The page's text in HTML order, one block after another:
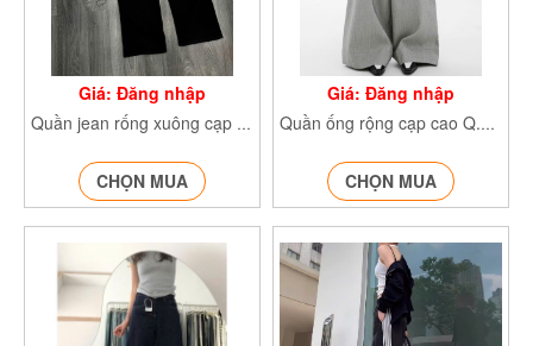
Giá: Đăng nhập
Quần jean rống xuông cạp cao QJeancapcao7728
CHỌN MUA
Giá: Đăng nhập
Quần ống rộng cạp cao Q.ongrong389
CHỌN MUA